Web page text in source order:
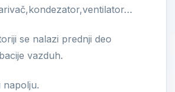
se nalazi prednji deo
vazduh.
napolju.